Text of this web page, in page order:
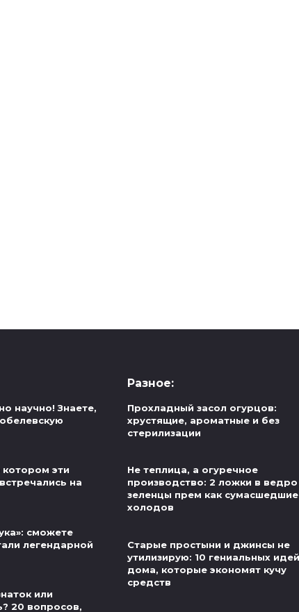
научно! Знаете,
эти
на
сможете
легендарной
или
20 вопросов,
Разное:
Прохладный засол огурцов:
хрустящие, ароматные и без
стерилизации
Не теплица, а огуречное
производство: 2 ложки в
зеленцы прем как
холодов
Старые простыни и джинсы не
утилизирую: 10 гениальных
дома, которые экономят кучу
средств